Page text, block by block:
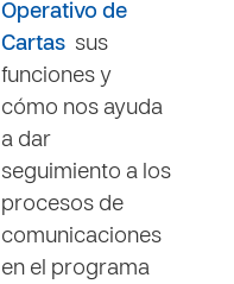
Operativo de
Cartas sus
funciones y
cómo nos ayuda
a dar
seguimiento a los
procesos de
comunicaciones
en el programa